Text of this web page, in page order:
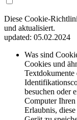
Diese Cookie-
und aktualisiert.
updated: 05.02.2024
Was sind
Cookies und
Textdokumente
besuchen oder
Computer
Erlaubnis,